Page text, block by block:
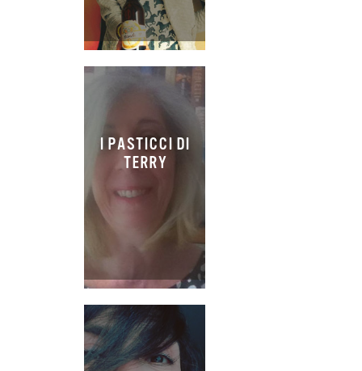
I PASTICCI DI
TERRY